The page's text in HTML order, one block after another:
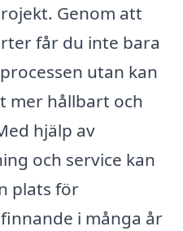
Genom att
får du inte bara
utan kan
mer hållbart och
hjälp av
och service kan
plats för
i många år